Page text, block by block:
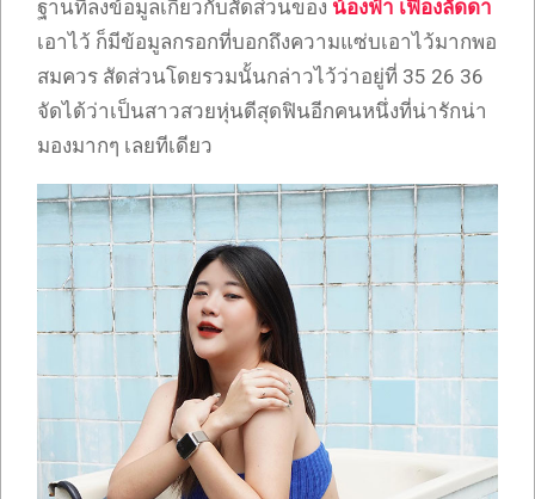
ฐานที่ลงข้อมูลเกี่ยวกับสัดส่วนของ น้องฟ้า เฟื่องลัดดา
เอาไว้ ก็มีข้อมูลกรอกที่บอกถึงความแซ่บเอาไว้มากพอ
สมควร สัดส่วนโดยรวมนั้นกล่าวไว้ว่าอยู่ที่ 35 26 36
จัดได้ว่าเป็นสาวสวยหุ่นดีสุดฟินอีกคนหนึ่งที่น่ารักน่า
มองมากๆ เลยทีเดียว